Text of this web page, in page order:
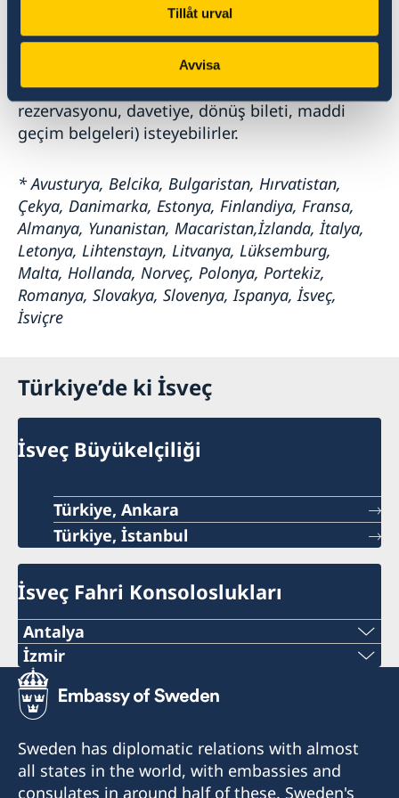
Tillåt urval
Avvisa
girişinizi garanti etmez. İsveç’e giriş için gerekli
şartları sağlayıp sağlamadığınıza Schengen
bölgesindeki sınır polisi karar vermektedir ve
sınırda sizden bazı bilgiler/belgeler (otel
rezervasyonu, davetiye, dönüş bileti, maddi
geçim belgeleri) isteyebilirler.
* Avusturya, Belcika, Bulgaristan, Hırvatistan,
Çekya, Danimarka, Estonya, Finlandiya, Fransa,
Almanya, Yunanistan, Macaristan,İzlanda, İtalya,
Letonya, Lihtenstayn, Litvanya, Lüksemburg,
Malta, Hollanda, Norveç, Polonya, Portekiz,
Romanya, Slovakya, Slovenya, Ispanya, İsveç,
İsviçre
Türkiye’de ki İsveç
İsveç Büyükelçiliği
Türkiye, Ankara
Türkiye, İstanbul
İsveç Fahri Konsoloslukları
Antalya
Telefon Numarası:
+90 546 242 42 77
consulatesweden@gmail.com
İzmir
İzmir Fahri Konsolosluğu şu anda hizmet
vermemektedir. Sorularınız için lütfen İstanbul
Başkonsolosluğu'na başvurunuz.
Sweden has diplomatic relations with almost
all states in the world, with embassies and
consulates in around half of these. Sweden's